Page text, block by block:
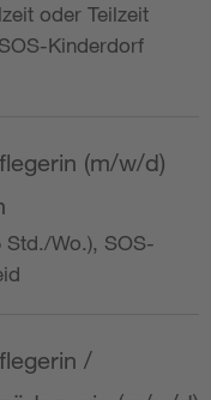
oder Teilzeit
Kinderdorf
(m/w/d)
Std./Wo.), SOS-
/